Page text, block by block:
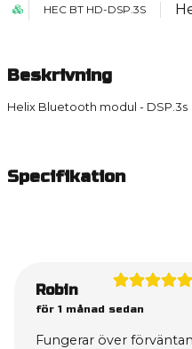
HEC BT HD-DSP.3S
Beskrivning
Helix Bluetooth modul - DSP.3s
Specifikation
Robin
för 1 månad sedan
Fungerar över